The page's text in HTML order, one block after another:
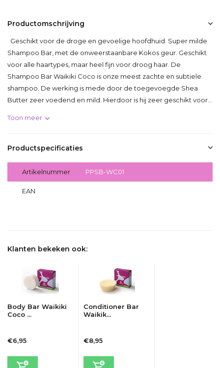
Productomschrijving
Geschikt voor de droge en gevoelige hoofdhuid. Super milde
Shampoo Bar, met de onweerstaanbare Kokos geur. Geschikt
voor alle haartypes, maar heel fijn voor droog haar. De
Shampoo Bar Waikiki Coco is onze meest zachte en subtiele
shampoo. De werking is mede door de toegevoegde Shea
Butter zeer voedend en mild. Hierdoor is hij zeer geschikt voor...
Toon meer
Productspecificaties
Artikelnummer PPSB-WC01
EAN
Klanten bekeken ook:
Body Bar Waikiki
Coco ...
€6,95
Conditioner Bar
Waikik...
€8,95